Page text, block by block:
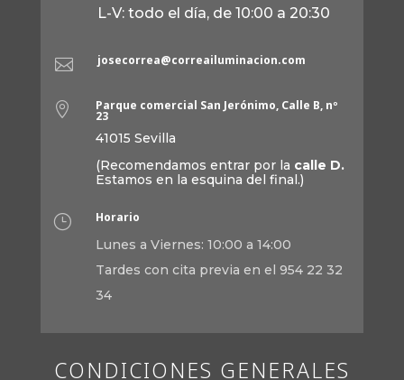
L-V: todo el día, de 10:00 a 20:30
 josecorrea@correailuminacion.com
 Parque comercial San Jerónimo, Calle B, nº
23
41015 Sevilla
(Recomendamos entrar por la calle D.
Estamos en la esquina del final.)
} Horario
Lunes a Viernes: 10:00 a 14:00
Tardes con cita previa en el 954 22 32
34
CONDICIONES GENERALES